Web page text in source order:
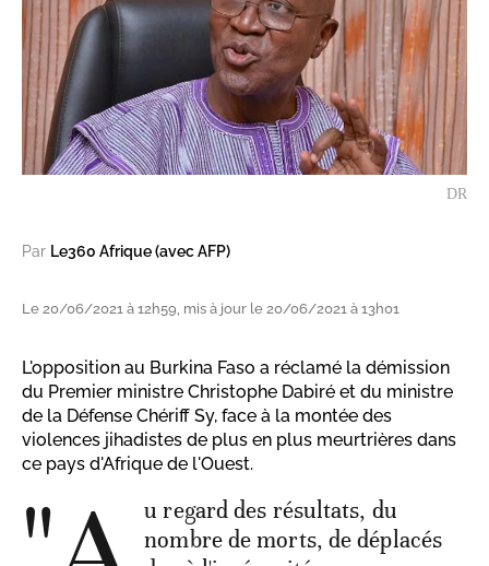
DR
Par Le360 Afrique (avec AFP)
Le 20/06/2021 à 12h59, mis à jour le 20/06/2021 à 13h01
L'opposition au Burkina Faso a réclamé la démission
du Premier ministre Christophe Dabiré et du ministre
de la Défense Chériff Sy, face à la montée des
violences jihadistes de plus en plus meurtrières dans
ce pays d'Afrique de l'Ouest.
u regard des résultats, du
nombre de morts, de déplacés